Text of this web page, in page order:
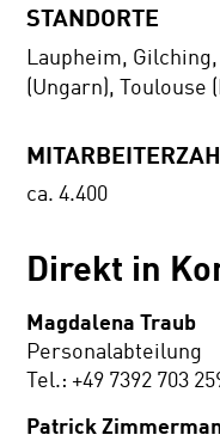
STANDORTE
Laupheim,
(Ungarn), Toulouse
ca. 4.400
Direkt in
Magdalena Traub
Personalabteilung
Tel.: +49 7392 703
Patrick